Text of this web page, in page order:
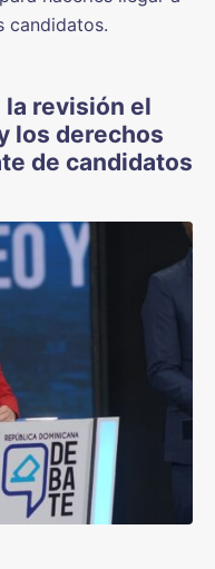
candidatos.
la revisión el
los derechos
de candidatos